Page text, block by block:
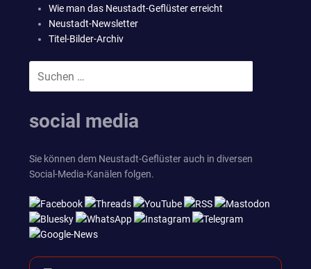
Wie man das Neustadt-Geflüster erreicht
Neustadt-Newsletter
Titel-Bilder-Archiv
nach:
social media
Sie können dem Neustadt-Geflüster auch in diversen
Social-Media-Kanälen folgen.